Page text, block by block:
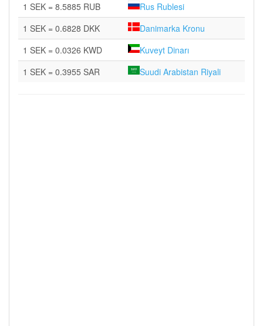
1 SEK = 8.5885 RUB
Rus Rublesi
1 SEK = 0.6828 DKK
Danimarka Kronu
1 SEK = 0.0326 KWD
Kuveyt Dinarı
1 SEK = 0.3955 SAR
Suudi Arabistan Riyali